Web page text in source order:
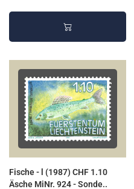
Fische - l (1987) CHF 1.10
Äsche MiNr. 924 - Sonde..